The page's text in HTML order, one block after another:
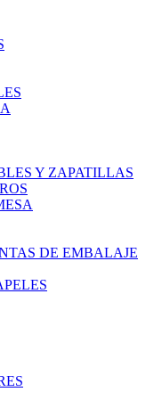
Y ZAPATILLAS
DE EMBALAJE